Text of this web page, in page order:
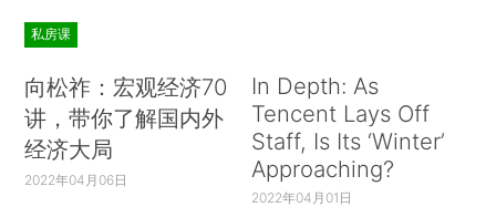
私房课
向松祚：宏观经济70
讲，带你了解国内外
经济大局
2022年04月06日
In Depth: As
Tencent Lays Off
Staff, Is Its ‘Winter’
Approaching?
2022年04月01日